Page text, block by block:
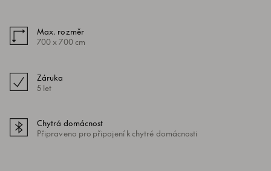
Max. rozměr
700 x 700 cm
Záruka
5 let
Chytrá domácnost
Připraveno pro připojení k chytré domácnosti